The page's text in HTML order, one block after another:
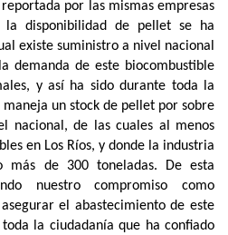
por las mismas empresas
la disponibilidad de pellet se ha
existe suministro a nivel nacional
demanda de este biocombustible
y así ha sido durante toda la
un stock de pellet por sobre
nacional, de las cuales al menos
en Los Ríos, y donde la industria
más de 300 toneladas. De esta
nuestro compromiso como
el abastecimiento de este
la ciudadanía que ha confiado